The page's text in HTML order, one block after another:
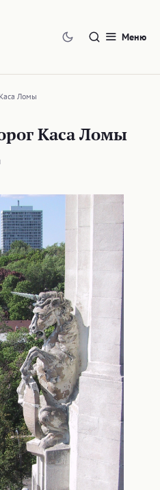
Меню
Ломы
Каса Ломы